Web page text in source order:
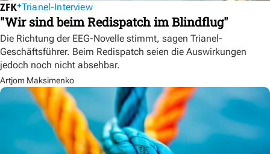
Trianel-Interview
"Wir sind beim Redispatch im Blindflug"
Die Richtung der EEG-Novelle stimmt, sagen Trianel-
Geschäftsführer. Beim Redispatch seien die Auswirkungen
jedoch noch nicht absehbar.
Artjom Maksimenko